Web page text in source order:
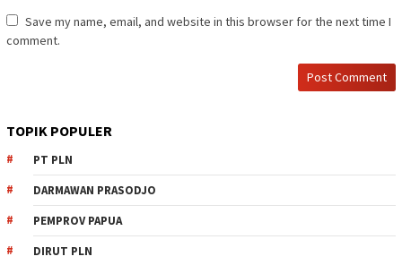
Save my name, email, and website in this browser for the next time I
comment.
TOPIK POPULER
PT PLN
DARMAWAN PRASODJO
PEMPROV PAPUA
DIRUT PLN